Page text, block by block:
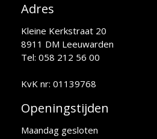
Adres
Kleine Kerkstraat 20
8911 DM Leeuwarden
Tel: 058 212 56 00
KvK nr: 01139768
Openingstijden
Maandag gesloten